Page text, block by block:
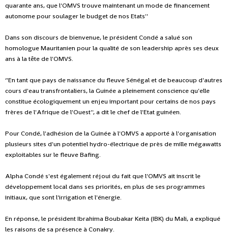
quarante ans, que l'OMVS trouve maintenant un mode de financement
autonome pour soulager le budget de nos Etats''
Dans son discours de bienvenue, le président Condé a salué son
homologue Mauritanien pour la qualité de son leadership après ses deux
ans à la tête de l'OMVS.
‘'En tant que pays de naissance du fleuve Sénégal et de beaucoup d'autres
cours d'eau transfrontaliers, la Guinée a pleinement conscience qu'elle
constitue écologiquement un enjeu important pour certains de nos pays
frères de l'Afrique de l'Ouest'', a dit le chef de l'Etat guinéen.
Pour Condé, l'adhésion de la Guinée à l'OMVS a apporté à l'organisation
plusieurs sites d'un potentiel hydro-électrique de près de mille mégawatts
exploitables sur le fleuve Bafing.
Alpha Condé s'est également réjoui du fait que l'OMVS ait inscrit le
développement local dans ses priorités, en plus de ses programmes
initiaux, que sont l'irrigation et l'énergie.
En réponse, le président Ibrahima Boubakar Keita (IBK) du Mali, a expliqué
les raisons de sa présence à Conakry.